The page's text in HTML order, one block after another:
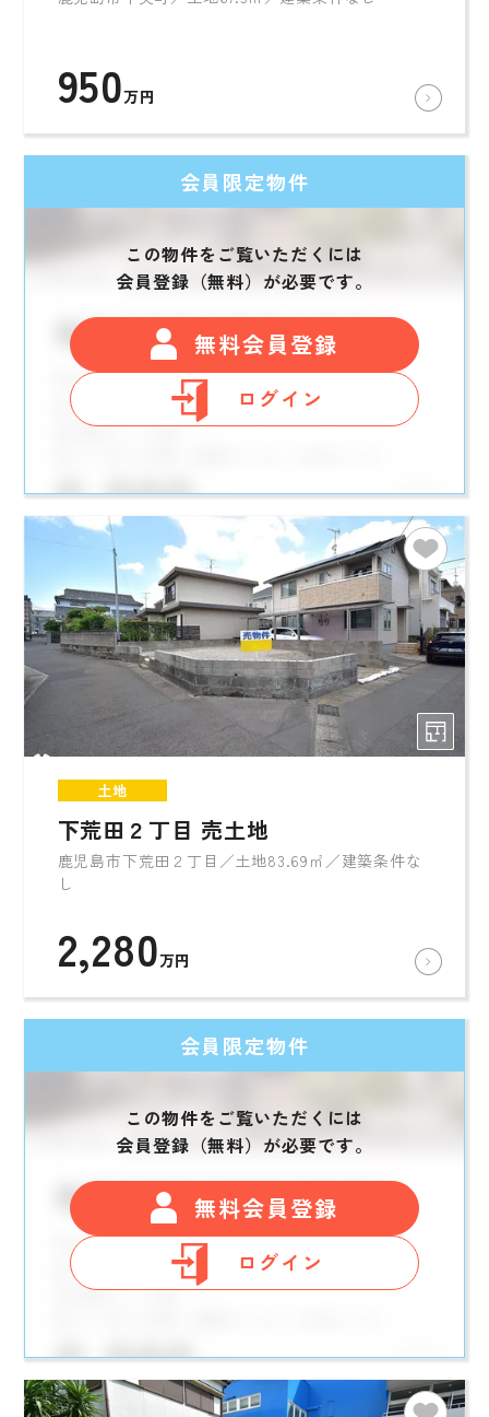
950万円
会員限定物件
この物件をご覧いただくには
会員登録（無料）が必要です。
無料会員登録
ログイン
土地
下荒田２丁目 売土地
鹿児島市下荒田２丁目／土地83.69㎡／建築条件な
し
2,280万円
会員限定物件
この物件をご覧いただくには
会員登録（無料）が必要です。
無料会員登録
ログイン